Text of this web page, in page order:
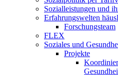
Sozialleistungen und
Erfahrungswelten
Forschungsteam
FLEX
Soziales und
Projekte